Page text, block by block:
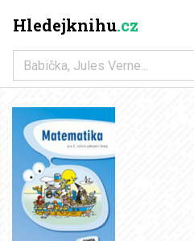
Hledejknihu.cz